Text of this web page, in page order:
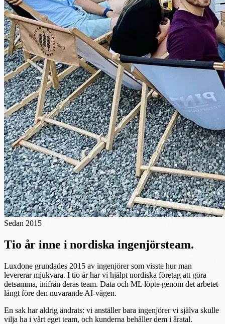
Sedan 2015
Tio år inne i nordiska ingenjörsteam.
Luxdone grundades 2015 av ingenjörer som visste hur man
levererar mjukvara. I tio år har vi hjälpt nordiska företag att göra
detsamma, inifrån deras team. Data och ML löpte genom det arbetet
långt före den nuvarande AI-vågen.
En sak har aldrig ändrats: vi anställer bara ingenjörer vi själva skulle
vilja ha i vårt eget team, och kunderna behåller dem i åratal.